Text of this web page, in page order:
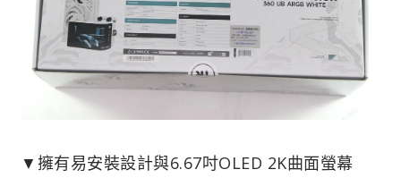
▼擁有易安裝設計與6.67吋OLED 2K曲面螢幕